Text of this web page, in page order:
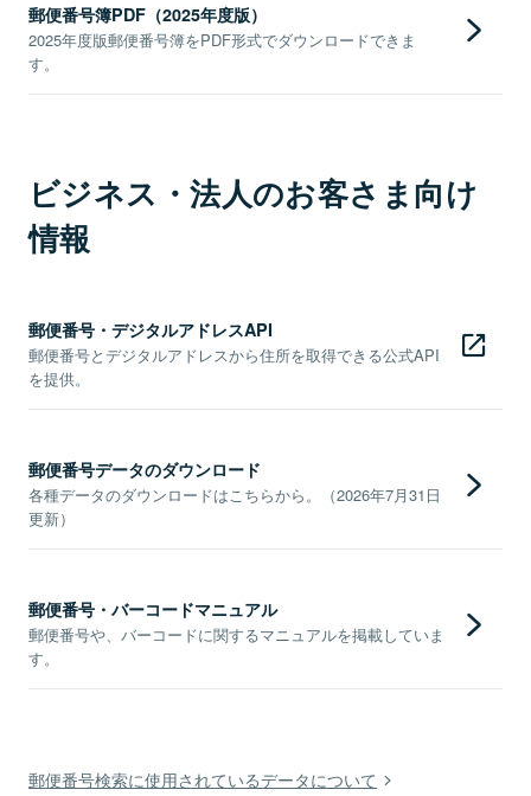
郵便番号簿PDF（2025年度版）
2025年度版郵便番号簿をPDF形式でダウンロードできま
す。
ビジネス・法人のお客さま向け
情報
郵便番号・デジタルアドレスAPI
郵便番号とデジタルアドレスから住所を取得できる公式API
を提供。
郵便番号データのダウンロード
各種データのダウンロードはこちらから。（2026年7月31日
更新）
郵便番号・バーコードマニュアル
郵便番号や、バーコードに関するマニュアルを掲載していま
す。
郵便番号検索に使用されているデータについて